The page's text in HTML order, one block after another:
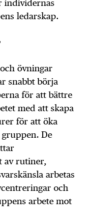
individernas
ledarskap.
övningar
snabbt börja
för att bättre
med att skapa
för att öka
De
av rutiner,
arbetas
och
arbete mot